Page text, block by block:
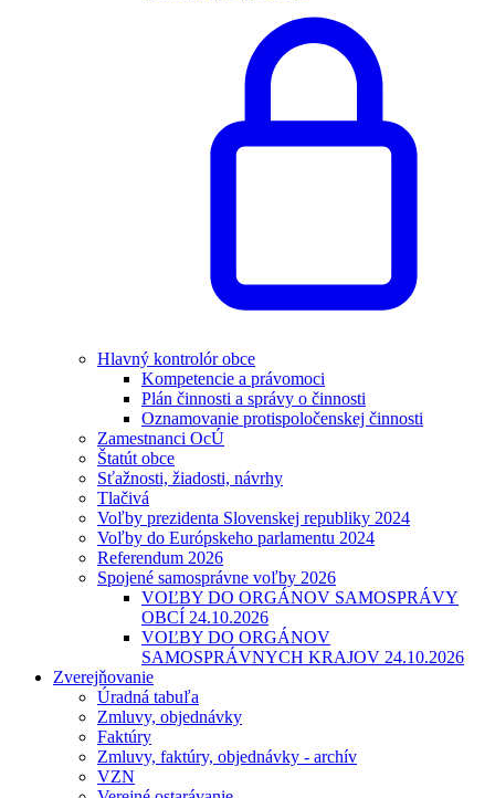
Hlavný kontrolór obce
Kompetencie a právomoci
Plán činnosti a správy o činnosti
Oznamovanie protispoločenskej činnosti
Zamestnanci OcÚ
Štatút obce
Sťažnosti, žiadosti, návrhy
Tlačivá
Voľby prezidenta Slovenskej republiky 2024
Voľby do Európskeho parlamentu 2024
Referendum 2026
Spojené samosprávne voľby 2026
VOĽBY DO ORGÁNOV SAMOSPRÁVY
OBCÍ 24.10.2026
VOĽBY DO ORGÁNOV
SAMOSPRÁVNYCH KRAJOV 24.10.2026
Zverejňovanie
Úradná tabuľa
Zmluvy, objednávky
Faktúry
Zmluvy, faktúry, objednávky - archív
VZN